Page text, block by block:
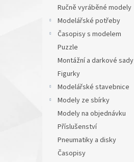
Ručně vyráběné modely
Modelářské potřeby
Časopisy s modelem
Puzzle
Montážní a darkové sady
Figurky
Modelářské stavebnice
Modely ze sbírky
Modely na objednávku
Příslušenství
Pneumatiky a disky
Časopisy